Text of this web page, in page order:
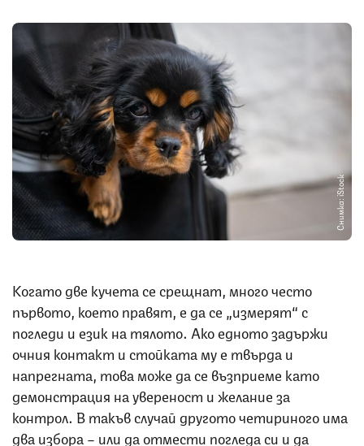
Снимка: iStock
Когато две кучета се срещнат, много често
първото, което правят, е да се „измерят“ с
погледи и език на тялото. Ако едното задържи
очния контакт и стойката му е твърда и
напрегната, това може да се възприеме като
демонстрация на увереност и желание за
контрол. В такъв случай другото четириного има
два избора – или да отмести погледа си и да